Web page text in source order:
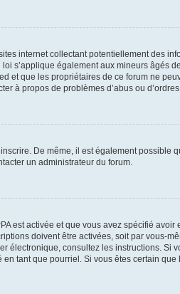
internet collectant potentiellement des
s’applique également aux mineurs âgés
que les propriétaires de ce forum ne
à propos de problèmes d’abus ou
De même, il est également possible
un administrateur du forum.
est activée et que vous avez spécifié avoir
doivent être activées, soit par vous-
consultez les instructions. Si
tant que pourriel. Si vous êtes certain